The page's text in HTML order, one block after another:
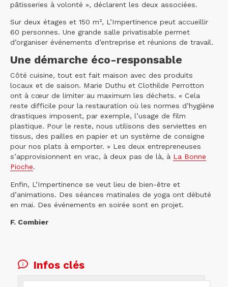
pâtisseries à volonté », déclarent les deux associées.
Sur deux étages et 150 m², L’Impertinence peut accueillir
60 personnes. Une grande salle privatisable permet
d’organiser événements d’entreprise et réunions de travail.
Une démarche éco-responsable
Côté cuisine, tout est fait maison avec des produits
locaux et de saison. Marie Duthu et Clothilde Perrotton
ont à cœur de limiter au maximum les déchets. « Cela
reste difficile pour la restauration où les normes d’hygiène
drastiques imposent, par exemple, l’usage de film
plastique. Pour le reste, nous utilisons des serviettes en
tissus, des pailles en papier et un système de consigne
pour nos plats à emporter. » Les deux entrepreneuses
s’approvisionnent en vrac, à deux pas de là, à La Bonne
Pioche.
Enfin, L’Impertinence se veut lieu de bien-être et
d’animations. Des séances matinales de yoga ont débuté
en mai. Des événements en soirée sont en projet.
F. Combier
Infos clés